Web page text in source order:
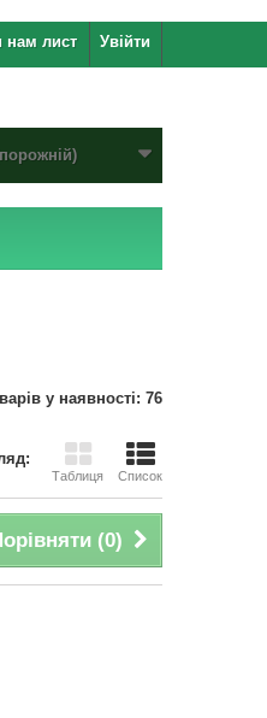
Увійти
нам лист
у наявності: 76
Таблиця Список
(0)